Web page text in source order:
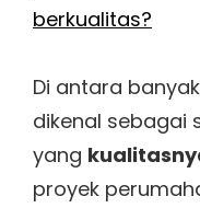
berkualitas?
Di antara
dikenal sebagai
yang
proyek